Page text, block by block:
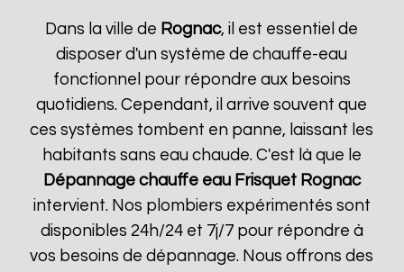
Dans la ville de Rognac, il est essentiel de
disposer d'un système de chauffe-eau
fonctionnel pour répondre aux besoins
quotidiens. Cependant, il arrive souvent que
ces systèmes tombent en panne, laissant les
habitants sans eau chaude. C'est là que le
Dépannage chauffe eau Frisquet Rognac
intervient. Nos plombiers expérimentés sont
disponibles 24h/24 et 7j/7 pour répondre à
vos besoins de dépannage. Nous offrons des